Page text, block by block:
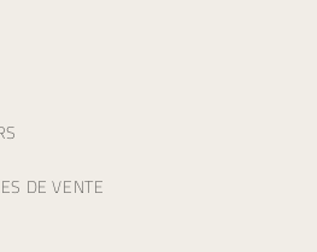
DE VENTE